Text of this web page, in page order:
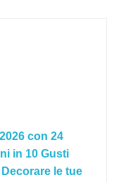
con 24
in 10 Gusti
le tue